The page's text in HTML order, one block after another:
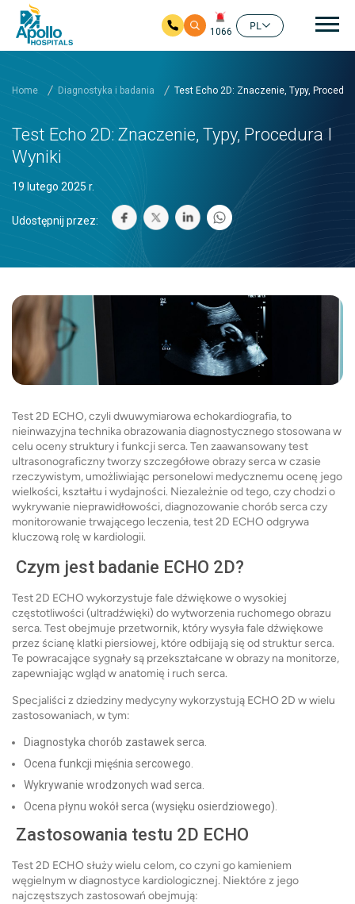
1066
PL
Home Diagnostyka i badania Test Echo 2D: Znaczenie, Typy,
Test Echo 2D: Znaczenie, Typy, Procedura I
Wyniki
19 lutego 2025 r.
Udostępnij przez:
Test 2D ECHO, czyli dwuwymiarowa echokardiografia, to
nieinwazyjna technika obrazowania diagnostycznego stosowana w
celu oceny struktury i funkcji serca. Ten zaawansowany test
ultrasonograficzny tworzy szczegółowe obrazy serca w czasie
rzeczywistym, umożliwiając personelowi medycznemu ocenę jego
wielkości, kształtu i wydajności. Niezależnie od tego, czy chodzi o
wykrywanie nieprawidłowości, diagnozowanie chorób serca czy
monitorowanie trwającego leczenia, test 2D ECHO odgrywa
kluczową rolę w kardiologii.
Czym jest badanie ECHO 2D?
Test 2D ECHO wykorzystuje fale dźwiękowe o wysokiej
częstotliwości (ultradźwięki) do wytworzenia ruchomego obrazu
serca. Test obejmuje przetwornik, który wysyła fale dźwiękowe
przez ścianę klatki piersiowej, które odbijają się od struktur serca.
Te powracające sygnały są przekształcane w obrazy na monitorze,
zapewniając wgląd w anatomię i ruch serca.
Specjaliści z dziedziny medycyny wykorzystują ECHO 2D ​​w wielu
zastosowaniach, w tym:
Diagnostyka chorób zastawek serca.
Ocena funkcji mięśnia sercowego.
Wykrywanie wrodzonych wad serca.
Ocena płynu wokół serca (wysięku osierdziowego).
Zastosowania testu 2D ECHO
Test 2D ECHO służy wielu celom, co czyni go kamieniem
węgielnym w diagnostyce kardiologicznej. Niektóre z jego
najczęstszych zastosowań obejmują: